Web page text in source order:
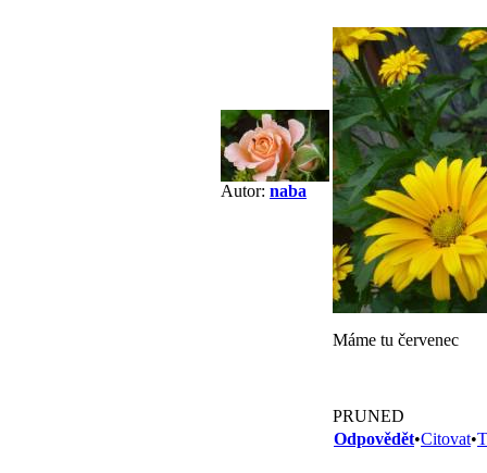
Autor: naba
Máme tu červenec
PRUNED
Odpovědět•Citovat•